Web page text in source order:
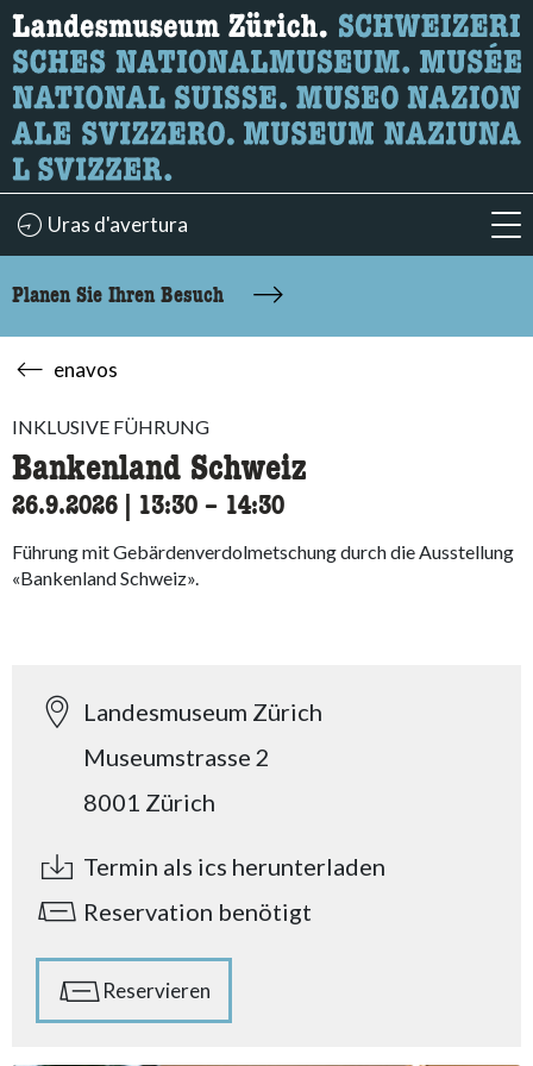
Wonach suchen Sie?
Hier können Sie nach Inhalten der Seite suchen.
Uras d'avertura
Planen Sie Ihren Besuch
enavos
INKLUSIVE FÜHRUNG
Bankenland Schweiz
26.9.2026 13:30 accessibility.time_to
– 14:30
Führung mit Gebärdenverdolmetschung durch die Ausstellung
«Bankenland Schweiz».
Landesmuseum Zürich
Museumstrasse 2
8001 Zürich
Termin als ics herunterladen
Reservation benötigt
Reservieren